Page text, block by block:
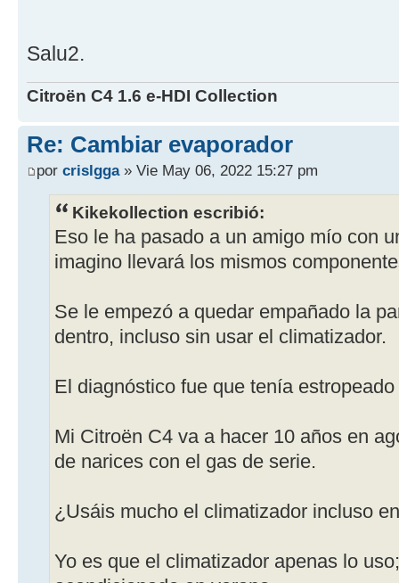
Salu2.
Citroën C4 1.6 e-HDI Collection
Re: Cambiar evaporador
por crislgga» Vie May 06, 2022 15:27 pm
Kikekollection escribió:
Eso le ha pasado a un amigo mío con
imagino llevará los mismos
Se le empezó a quedar empañado la
dentro, incluso sin usar el climatizador.
El diagnóstico fue que tenía
Mi Citroën C4 va a hacer 10 años en
de narices con el gas de serie.
¿Usáis mucho el climatizador incluso
Yo es que el climatizador apenas lo